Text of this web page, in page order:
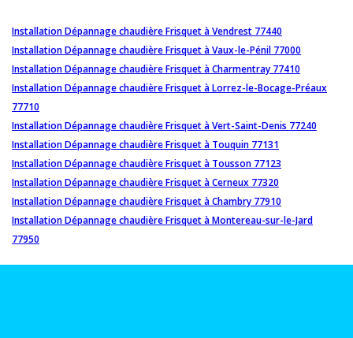
Installation Dépannage chaudière Frisquet à Vendrest 77440
Installation Dépannage chaudière Frisquet à Vaux-le-Pénil 77000
Installation Dépannage chaudière Frisquet à Charmentray 77410
Installation Dépannage chaudière Frisquet à Lorrez-le-Bocage-Préaux
77710
Installation Dépannage chaudière Frisquet à Vert-Saint-Denis 77240
Installation Dépannage chaudière Frisquet à Touquin 77131
Installation Dépannage chaudière Frisquet à Tousson 77123
Installation Dépannage chaudière Frisquet à Cerneux 77320
Installation Dépannage chaudière Frisquet à Chambry 77910
Installation Dépannage chaudière Frisquet à Montereau-sur-le-Jard
77950